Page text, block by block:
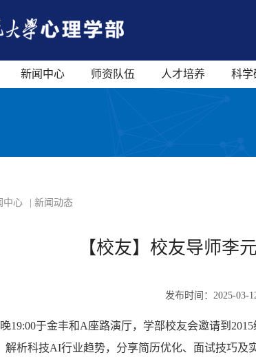
新闻中心 师资队伍 人才培养 科学
中心 | 新闻动态
【校友】校友导师李
发布时间：2025-
19:00于金丰和A座路演厅，学部校友会邀请到
解析科技AI行业趋势，分享简历优化、面试技巧